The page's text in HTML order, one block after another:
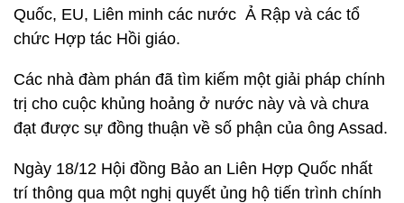
Quốc, EU, Liên minh các nước Ả Rập và các tổ
chức Hợp tác Hồi giáo.
Các nhà đàm phán đã tìm kiếm một giải pháp chính
trị cho cuộc khủng hoảng ở nước này và và chưa
đạt được sự đồng thuận về số phận của ông Assad.
Ngày 18/12 Hội đồng Bảo an Liên Hợp Quốc nhất
trí thông qua một nghị quyết ủng hộ tiến trình chính